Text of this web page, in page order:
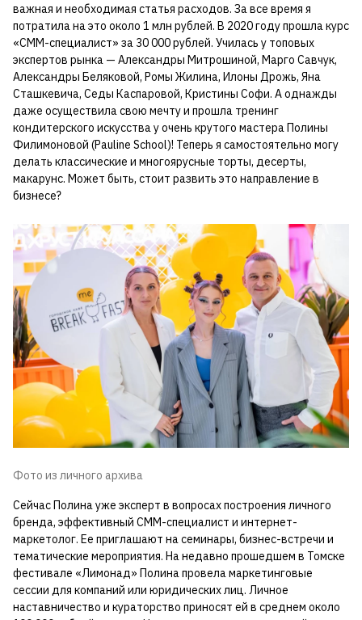
важная и необходимая статья расходов. За все время я
потратила на это около 1 млн рублей. В 2020 году прошла курс
«СММ-специалист» за 30 000 рублей. Училась у топовых
экспертов рынка — Александры Митрошиной, Марго Савчук,
Александры Беляковой, Ромы Жилина, Илоны Дрожь, Яна
Сташкевича, Седы Каспаровой, Кристины Софи. А однажды
даже осуществила свою мечту и прошла тренинг
кондитерского искусства у очень крутого мастера Полины
Филимоновой (Pauline School)! Теперь я самостоятельно могу
делать классические и многоярусные торты, десерты,
макарунс. Может быть, стоит развить это направление в
бизнесе?
Фото из личного архива
Сейчас Полина уже эксперт в вопросах построения личного
бренда, эффективный СММ-специалист и интернет-
маркетолог. Ее приглашают на семинары, бизнес-встречи и
тематические мероприятия. На недавно прошедшем в Томске
фестивале «Лимонад» Полина провела маркетинговые
сессии для компаний или юридических лиц. Личное
наставничество и кураторство приносят ей в среднем около